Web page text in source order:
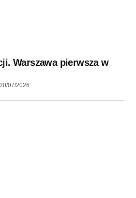
Warszawa pierwsza w
20/07/2026